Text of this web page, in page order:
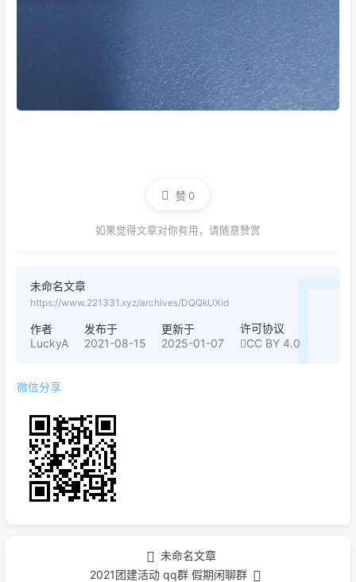
赞0
如果觉得文章对你有用，请随意赞赏
未命名文章
https://www.221331.xyz/archives/DQQkUXid
作者
LuckyA
发布于
2021-08-15
更新于
2025-01-07
许可协议
CC BY 4.0
微信分享
未命名文章
2021团建活动 qq群 假期闲聊群